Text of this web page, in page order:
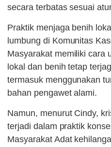
secara terbatas sesuai
Praktik menjaga benih
lumbung di Komunitas
Masyarakat memiliki cara
lokal dan benih tetap
termasuk menggunakan
bahan pengawet alami.
Namun, menurut Cindy,
terjadi dalam praktik
Masyarakat Adat